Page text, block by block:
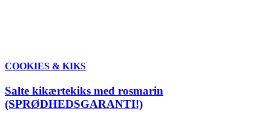
COOKIES & KIKS
Salte kikærtekiks med rosmarin
(SPRØDHEDSGARANTI!)